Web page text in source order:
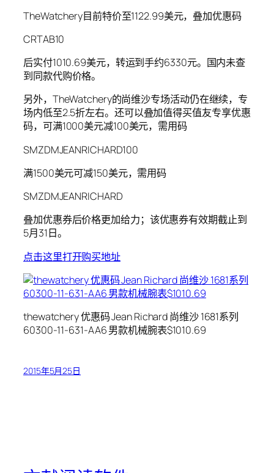
TheWatchery目前特价至1122.99美元，叠加优惠码
CRTAB10
后实付1010.69美元，转运到手约6330元。国内未查
到同款代购价格。
另外，TheWatchery的尚维沙专场活动仍在继续，专
场内低至2.5折左右。还可以叠加值得买值友专享优惠
码，可满1000美元减100美元，需用码
SMZDMJEANRICHARD100
满1500美元可减150美元，需用码
SMZDMJEANRICHARD
叠加优惠券后价格更加给力；该优惠券有效期截止到
5月31日。
点击这里打开购买地址
thewatchery 优惠码 Jean Richard 尚维沙 1681系列
60300-11-631-AA6 男款机械腕表$1010.69
2015年5月25日